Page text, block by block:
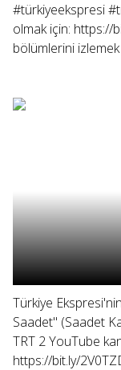
#türkiyeekspresi
olmak için: https://
bölümlerini
Türkiye
Saadet" (Saadet
TRT 2 YouTube
https://bit.ly/